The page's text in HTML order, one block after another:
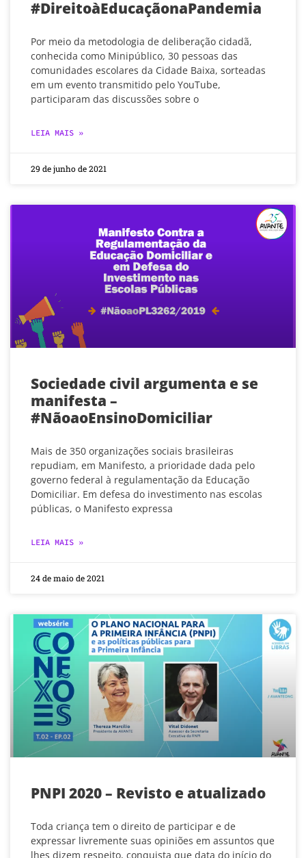
#DireitoàEducaçãonaPandemia
Por meio da metodologia de deliberação cidadã,
conhecida como Minipúblico, 30 pessoas das
comunidades escolares da Cidade Baixa, sorteadas
em um evento transmitido pelo YouTube,
participaram das discussões sobre o
LEIA MAIS »
29 de junho de 2021
Sociedade civil argumenta e se
manifesta –
#NãoaoEnsinoDomiciliar
Mais de 350 organizações sociais brasileiras
repudiam, em Manifesto, a prioridade dada pelo
governo federal à regulamentação da Educação
Domiciliar. Em defesa do investimento nas escolas
públicas, o Manifesto expressa
LEIA MAIS »
24 de maio de 2021
PNPI 2020 – Revisto e atualizado
Toda criança tem o direito de participar e de
expressar livremente suas opiniões em assuntos que
lhes dizem respeito, conquista que data do início do